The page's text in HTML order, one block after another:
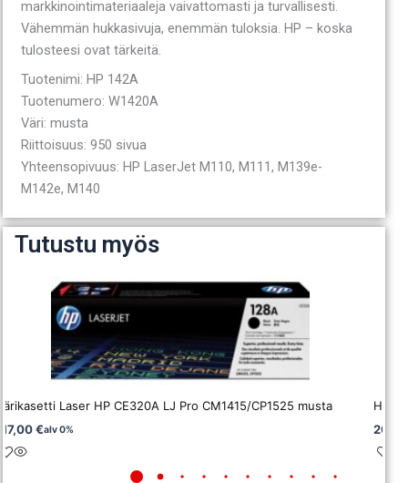
markkinointimateriaaleja vaivattomasti ja turvallisesti.
Vähemmän hukkasivuja, enemmän tuloksia. HP – koska
tulosteesi ovat tärkeitä.
Tuotenimi: HP 142A
Tuotenumero: W1420A
Väri: musta
Riittoisuus: 950 sivua
Yhteensopivuus: HP LaserJet M110, M111, M139e-
M142e, M140
Tutustu myös
Laser HP CE320A LJ Pro CM1415/CP1525 musta
€alv 0%
HP